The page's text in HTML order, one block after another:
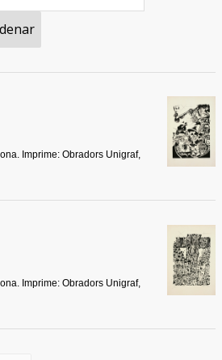
Imprime: Obradors Unigraf,
Imprime: Obradors Unigraf,